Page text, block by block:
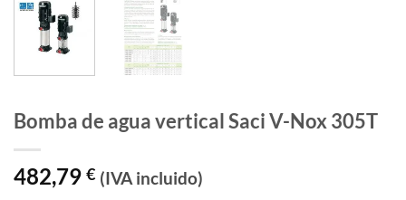
Bomba de agua vertical Saci V-Nox 305T
482,79 € (IVA incluido)